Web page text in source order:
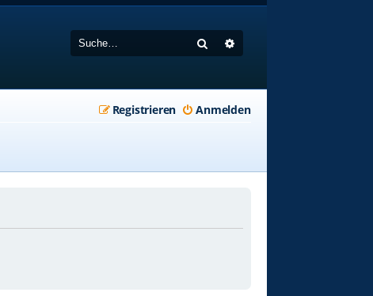
Suche
Anmelden
Registrieren